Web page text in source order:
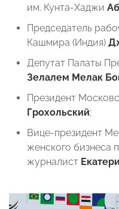
им. Кунта-Хаджи
Председатель
Кашмира (Индия)
Депутат Палаты
Зелалем Мелак
Президент
Грохольский;
Вице-президент
женского бизнеса
журналист